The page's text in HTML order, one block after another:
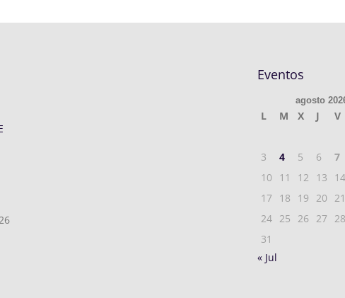
Eventos
agosto
L M X J V
3
4 5 6 7
10
11 12 13 14
17
18 19 20 21
24
25 26 27 28
31
« Jul